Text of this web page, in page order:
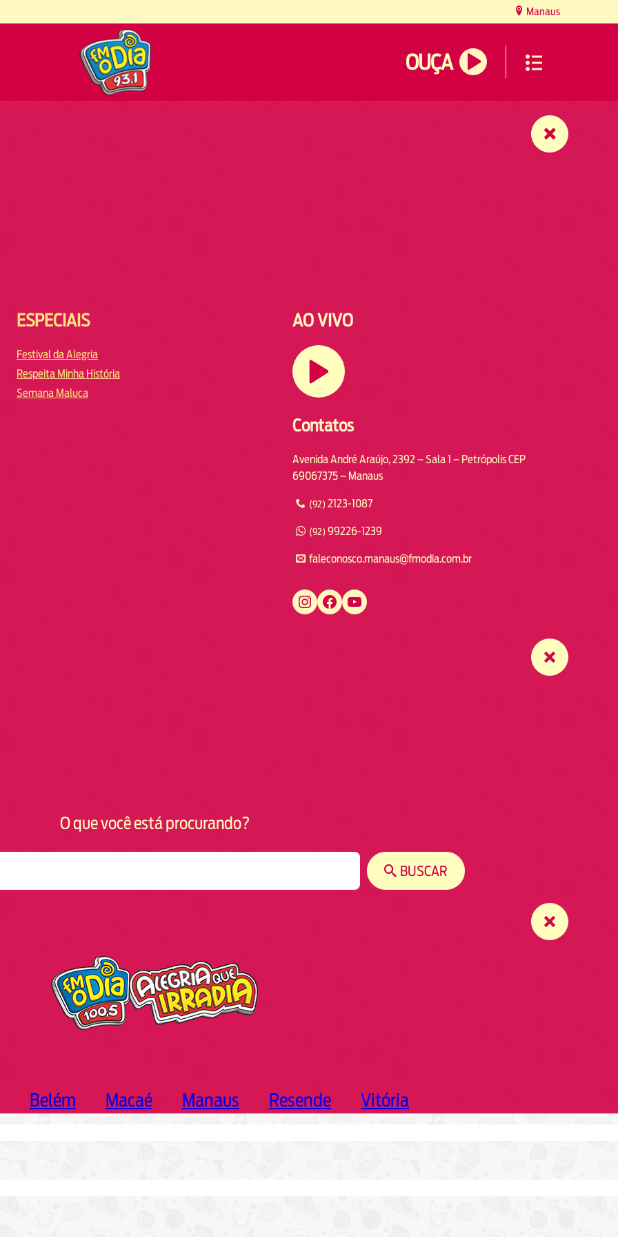
Manaus
OUÇA
ESPECIAIS
Festival da Alegria
Respeita Minha História
Semana Maluca
AO VIVO
Contatos
Avenida André Araújo, 2392 – Sala 1 – Petrópolis CEP
69067375 – Manaus
(92) 2123-1087
(92) 99226-1239
faleconosco.manaus@fmodia.com.br
https://www.instagram.com/fmodiamanaus/ https://www.facebook.com/fmodiamanaus https://www.youtube.com/user/radiofmodia
O que você está procurando?
BUSCAR
Belém Macaé Manaus Resende Vitória